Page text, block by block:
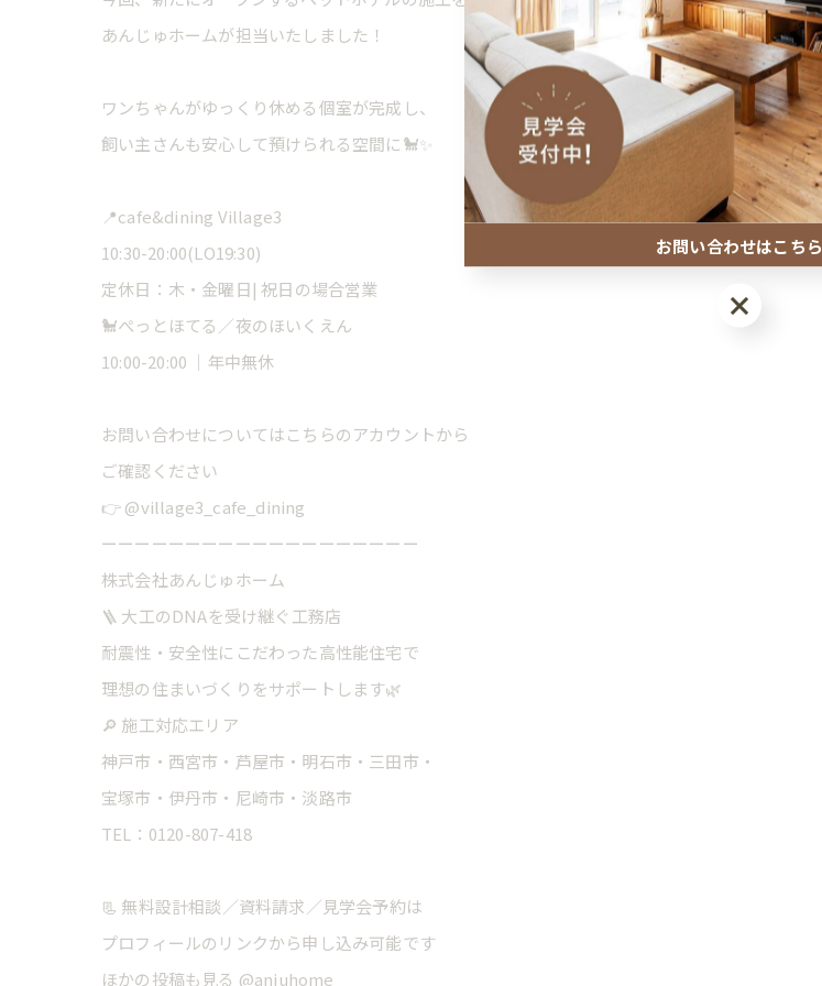
あんじゅホームが担当いたしました！
ワンちゃんがゆっくり休める個室が完成し、
飼い主さんも安心して預けられる空間に🐩✨
📍cafe&dining Village3
10:30-20:00(LO19:30)
定休日：木・金曜日| 祝日の場合営業
🐩ぺっとほてる／夜のほいくえん
10:00-20:00 ｜年中無休
お問い合わせについてはこちらのアカウントから
ご確認ください
👉 @village3_cafe_dining
ーーーーーーーーーーーーーーーーーーー
株式会社あんじゅホーム
🪜 大工のDNAを受け継ぐ工務店
耐震性・安全性にこだわった高性能住宅で
理想の住まいづくりをサポートします🌿
🔎 施工対応エリア
神戸市・西宮市・芦屋市・明石市・三田市・
宝塚市・伊丹市・尼崎市・淡路市
TEL：0120-807-418
📃 無料設計相談／資料請求／見学会予約は
プロフィールのリンクから申し込み可能です
ほかの投稿も見る @anjuhome
お問い合わせはこちら
お問い合わせはこちら